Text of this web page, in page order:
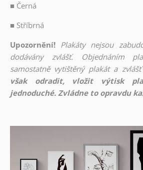
■ Černá
■ Stříbrná
Upozornění! Plakáty nejsou
dodávány zvlášť. Objednáním
samostatně vytištěný plakát a
však odradit, vložit výtisk
jednoduché. Zvládne to opravdu